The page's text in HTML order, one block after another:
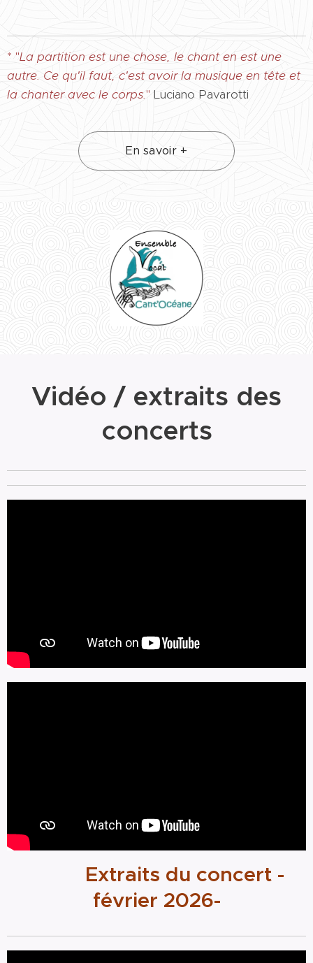
* "La partition est une chose, le chant en est une
autre. Ce qu'il faut, c'est avoir la musique en tête et
la chanter avec le corps." Luciano Pavarotti
En savoir +
Vidéo / extraits des
concerts
Extraits du concert -
février 2026-